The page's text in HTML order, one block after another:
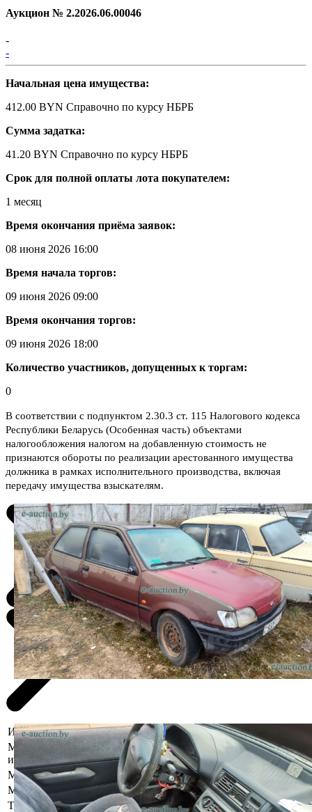
Аукцион № 2.2026.06.00046
-
-
Начальная цена имущества:
412.00 BYN Справочно по курсу НБРБ
Сумма задатка:
41.20 BYN Справочно по курсу НБРБ
Срок для полной оплаты лота покупателем:
1 месяц
Время окончания приёма заявок:
08 июня 2026 16:00
Время начала торгов:
09 июня 2026 09:00
Время окончания торгов:
09 июня 2026 18:00
Количество участников, допущенных к торгам:
0
В соответствии с подпунктом 2.30.3 ст. 115 Налогового кодекса
Республики Беларусь (Особенная часть) объектами
налогообложения налогом на добавленную стоимость не
признаются обороты по реализации арестованного имущества
должника в рамках исполнительного производства, включая
передачу имущества взыскателям.
Информация о предмете торгов
Местоположение
имущества
Витебская область, Глубокский р-н,
г. Глубокое, ул. Дзержинского, 19
Марка
Ford
Модель
Fiesta
Тип кузова
Хетчбэк